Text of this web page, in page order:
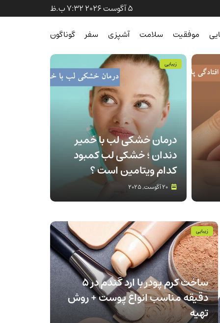
5 آگوست 2026 7:32 ب.ظ
موفقیت سلامت آشپزی سفر گوناگون
درمان خشکی لب با خمیر
دندان ؛ خشکی لب کمبود
کدام ویتامین است ؟
20 آگوست, 2025
زیبایی
ساخت کرم پودر با ارد گندم در ۵
دقیقه مناسب انواع پوست‌ + روش
تهیه
زیبایی